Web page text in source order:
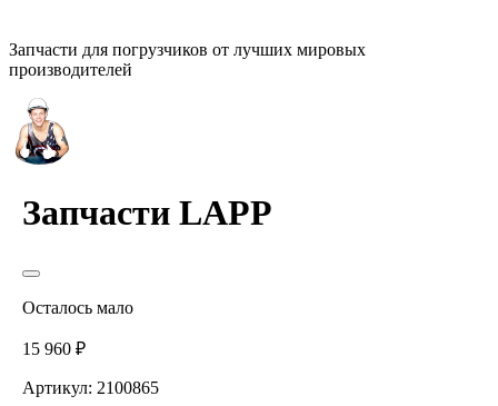
Запчасти для погрузчиков от лучших мировых
производителей
Запчасти LAPP
Осталось мало
15 960 ₽
Артикул: 2100865